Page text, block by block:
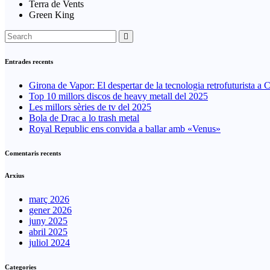
Terra de Vents
Green King
Entrades recents
Girona de Vapor: El despertar de la tecnologia retrofuturista a
Top 10 millors discos de heavy metall del 2025
Les millors sèries de tv del 2025
Bola de Drac a lo trash metal
Royal Republic ens convida a ballar amb «Venus»
Comentaris recents
Arxius
març 2026
gener 2026
juny 2025
abril 2025
juliol 2024
Categories